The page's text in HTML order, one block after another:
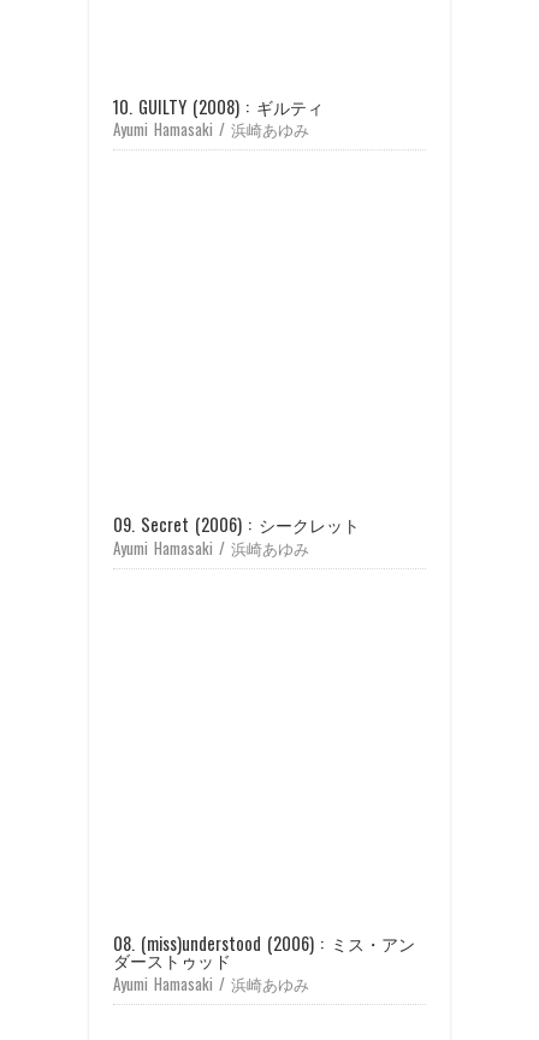
10. GUILTY (2008) : ギルティ
Ayumi Hamasaki / 浜崎あゆみ
09. Secret (2006) : シークレット
Ayumi Hamasaki / 浜崎あゆみ
08. (miss)understood (2006) : ミス・アン
ダーストゥッド
Ayumi Hamasaki / 浜崎あゆみ